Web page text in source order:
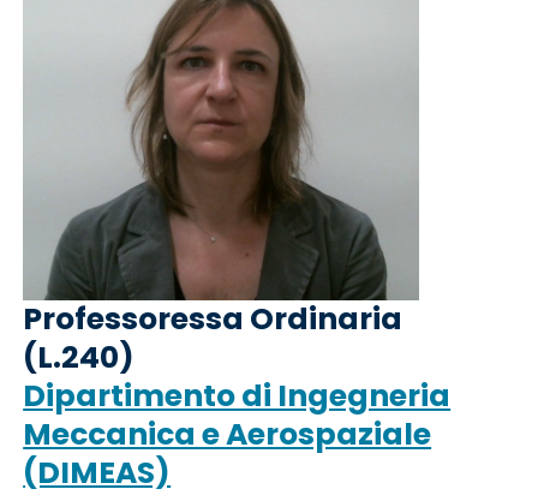
Professoressa Ordinaria
(L.240)
Dipartimento di Ingegneria
Meccanica e Aerospaziale
(DIMEAS)